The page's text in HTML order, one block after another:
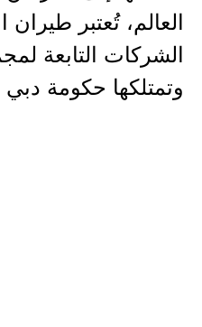
العالم، تُعتبر
الشركات التابعة
وتمتلكها حكومة دبي